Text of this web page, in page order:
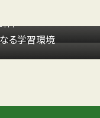
る学習環境